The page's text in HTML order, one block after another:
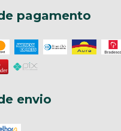
pagamento
envio